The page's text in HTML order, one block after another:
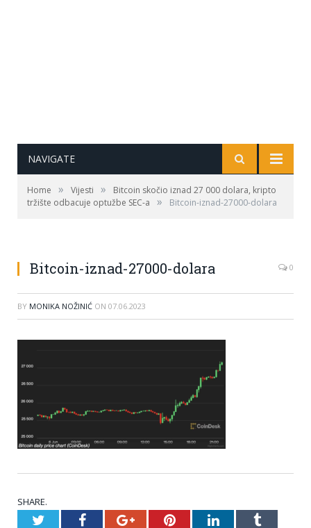
NAVIGATE
Home » Vijesti »
Bitcoin skočio iznad 27 000 dolara, kripto
tržište odbacuje optužbe SEC-a
» Bitcoin-iznad-27000-dolara
Bitcoin-iznad-27000-dolara 0
BY MONIKA NOŽINIĆ ON 07.06.2023
SHARE.
TwitterFacebookGoogle+PinterestLinkedInTumblr